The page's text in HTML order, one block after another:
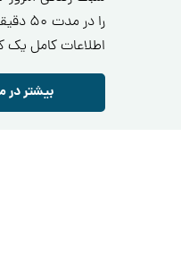
را
اطلاعات کامل یک
بیشتر در